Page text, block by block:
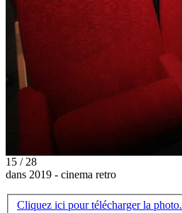
15 / 28
dans 2019 - cinema retro
Cliquez ici pour télécharger la photo.